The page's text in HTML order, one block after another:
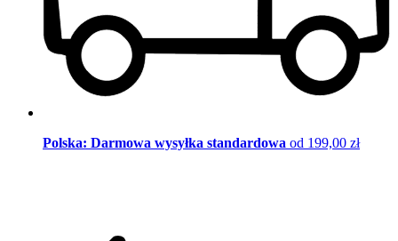
Polska: Darmowa wysyłka standardowa od 199,00 zł